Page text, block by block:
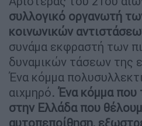
συλλογικό οργανωτή
κοινωνικών
συνάμα εκφραστή των
δυναμικών τάσεων της
Ένα κόμμα
αιχμηρό. Ένα κόμμα που
στην Ελλάδα που
αυτοπεποίθηση,